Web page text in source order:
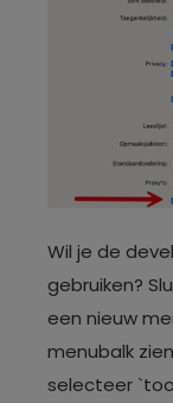
Wil je de
gebruiken?
een nieuw
menubalk
selecteer